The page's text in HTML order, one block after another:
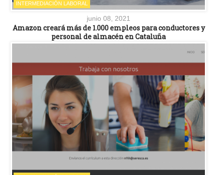
INTERMEDIACIÓN LABORAL
junio 08, 2021
Amazon creará más de 1.000 empleos para conductores y
personal de almacén en Cataluña